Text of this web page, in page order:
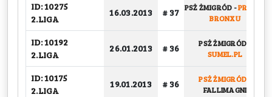
ID: 10275
2.LIGA
16.03.2013 # 37 PSŻ ŻMIGRÓD -PRAWO
BRONXU
ID: 10192
2.LIGA
26.01.2013 # 36 PSŻ ŻMIGRÓD
SUMEL.PL
ID: 10175
2.LIGA
19.01.2013 # 36 PSŻ ŻMIGRÓD
FALLIMAGNI